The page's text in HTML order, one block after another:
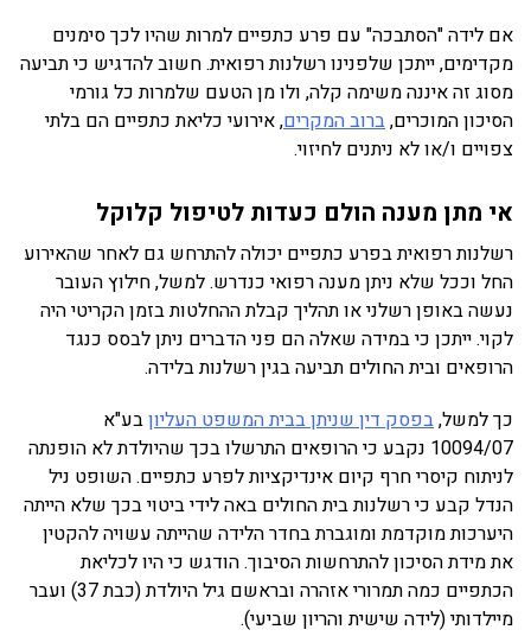
אם לידה "הסתבכה" עם פרע כתפיים למרות שהיו לכך סימנים
מקדימים, ייתכן שלפנינו רשלנות רפואית. חשוב להדגיש כי תביעה
מסוג זה איננה משימה קלה, ולו מן הטעם שלמרות כל גורמי
הסיכון המוכרים,ברוב המקרים, אירועי כליאת כתפיים הם בלתי
צפויים ו/או לא ניתנים לחיזוי.
אי מתן מענה הולם כעדות לטיפול קלוקל
רשלנות רפואית בפרע כתפיים יכולה להתרחש גם לאחר שהאירוע
החל וככל שלא ניתן מענה רפואי כנדרש. למשל, חילוץ העובר
נעשה באופן רשלני או תהליך קבלת ההחלטות בזמן הקריטי היה
לקוי. ייתכן כי במידה שאלה הם פני הדברים ניתן לבסס כנגד
הרופאים ובית החולים תביעה בגין רשלנות בלידה.
כך למשל,בפסק דין שניתן בבית המשפט העליוןבע"א
10094/07 נקבע כי הרופאים התרשלו בכך שהיולדת לא הופנתה
לניתוח קיסרי חרף קיום אינדיקציות לפרע כתפיים. השופט ניל
הנדל קבע כי רשלנות בית החולים באה לידי ביטוי בכך שלא הייתה
היערכות מוקדמת ומוגברת בחדר הלידה שהייתה עשויה להקטין
את מידת הסיכון להתרחשות הסיבוך. הודגש כי היו לכליאת
הכתפיים כמה תמרורי אזהרה ובראשם גיל היולדת (כבת 37) ועבר
מיילדותי (לידה שישית והריון שביעי).